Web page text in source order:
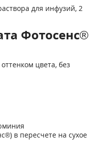
для инфузий, 2
Фотосенс®
цвета, без
в пересчете на сухое